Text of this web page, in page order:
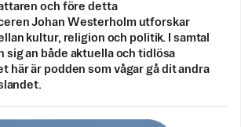
och före detta
Johan Westerholm utforskar
kultur, religion och politik. I samtal
sig an både aktuella och tidlösa
här är podden som vågar gå dit andra